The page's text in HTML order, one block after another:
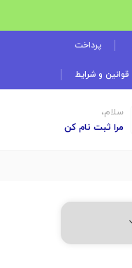
پرداخت
قوانین و شرایط
سلام،
مرا ثبت نام کن